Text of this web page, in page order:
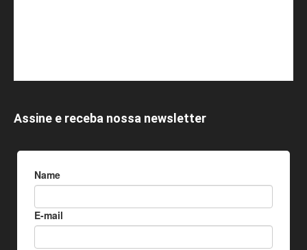
Assine e receba nossa newsletter